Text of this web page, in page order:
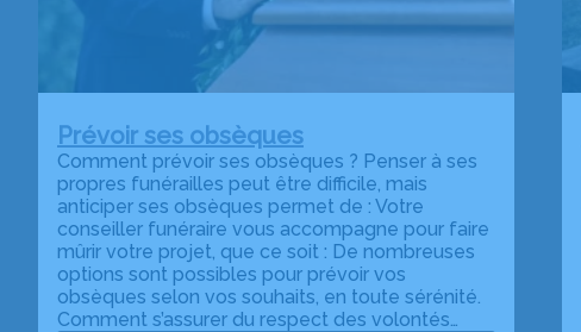
Prévoir ses obsèques
Comment prévoir ses obsèques ? Penser à ses
propres funérailles peut être difficile, mais
anticiper ses obsèques permet de : Votre
conseiller funéraire vous accompagne pour faire
mûrir votre projet, que ce soit : De nombreuses
options sont possibles pour prévoir vos
obsèques selon vos souhaits, en toute sérénité.
Comment s’assurer du respect des volontés…